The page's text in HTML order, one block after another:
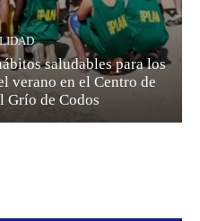
saludables para los
verano en el Centro de
Grío de Codos